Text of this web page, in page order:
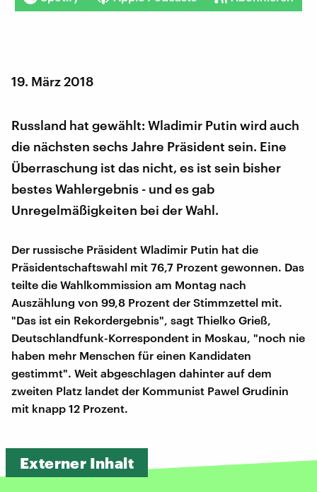
19. März 2018
Russland hat gewählt: Wladimir Putin wird auch
die nächsten sechs Jahre Präsident sein. Eine
Überraschung ist das nicht, es ist sein bisher
bestes Wahlergebnis - und es gab
Unregelmäßigkeiten bei der Wahl.
Der russische Präsident Wladimir Putin hat die
Präsidentschaftswahl mit 76,7 Prozent gewonnen. Das
teilte die Wahlkommission am Montag nach
Auszählung von 99,8 Prozent der Stimmzettel mit.
"Das ist ein Rekordergebnis", sagt Thielko Grieß,
Deutschlandfunk-Korrespondent in Moskau, "noch nie
haben mehr Menschen für einen Kandidaten
gestimmt". Weit abgeschlagen dahinter auf dem
zweiten Platz landet der Kommunist Pawel Grudinin
mit knapp 12 Prozent.
Externer Inhalt